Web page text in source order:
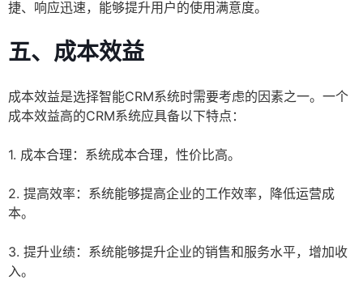
捷、响应迅速，能够提升用户的使用满意度。
五、成本效益
成本效益是选择智能CRM系统时需要考虑的因素之一。一个
成本效益高的CRM系统应具备以下特点：
1. 成本合理：系统成本合理，性价比高。
2. 提高效率：系统能够提高企业的工作效率，降低运营成
本。
3. 提升业绩：系统能够提升企业的销售和服务水平，增加收
入。